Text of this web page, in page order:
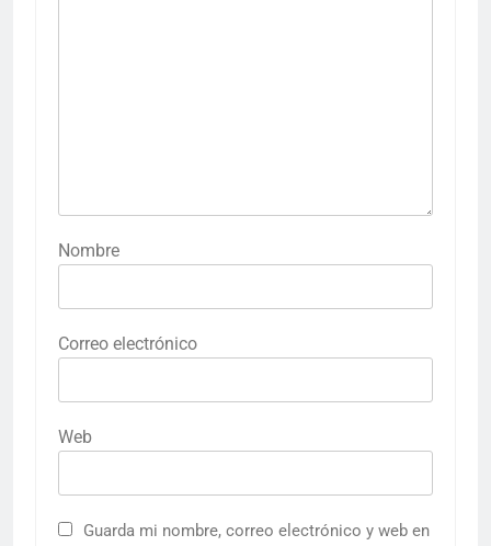
Nombre
Correo electrónico
Web
Guarda mi nombre, correo electrónico y web en